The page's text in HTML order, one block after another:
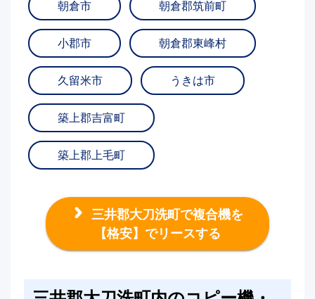
朝倉市 朝倉郡筑前町
小郡市 朝倉郡東峰村
久留米市 うきは市
築上郡吉富町
築上郡上毛町
三井郡大刀洗町で複合機を
【格安】でリースする